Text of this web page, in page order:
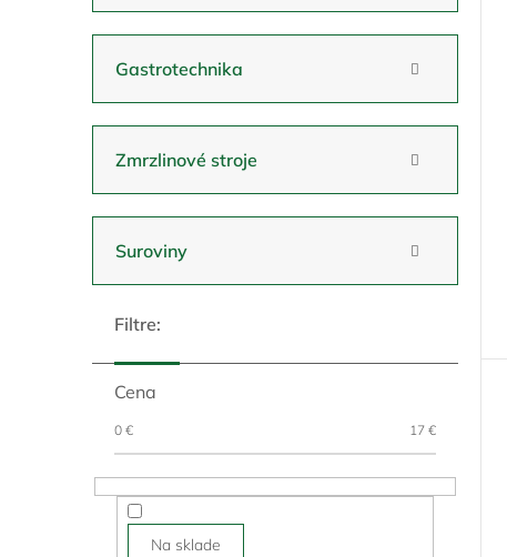
Gastrotechnika
Zmrzlinové stroje
Suroviny
Cena
0 € 17 €
Na sklade